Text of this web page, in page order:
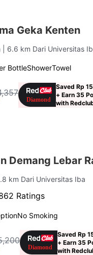
Geka Kenten
| 6.6 km Dari Universitas
BottleShowerTowel
Saved Rp
+ Earn 35
with
Demang Lebar
km Dari Universitas Iba
Ratings
No Smoking
Saved Rp
+ Earn 35
with